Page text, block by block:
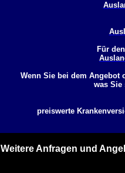
Für
Wenn Sie bei dem Angebot
was Sie
preiswerte
Weitere Anfragen und